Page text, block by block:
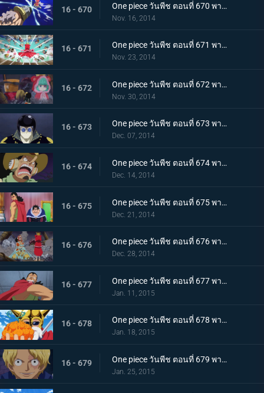
16 - 670 One piece วันพีช ตอนที่ 670 พากย์ไทย ระเบิดกรงเล็บมังกร! ท่าโจมตีสุดอันตรายของลูซี่!
Nov. 16, 2014
16 - 671 One piece วันพีช ตอนที่ 671 พากย์ไทย จัดการชูการ์ กองทัพคนแคระบุกจู่โจม!
Nov. 23, 2014
16 - 672 One piece วันพีช ตอนที่ 672 พากย์ไทย ความหวังสุดท้าย ความลับของท่านหัวหน้า!
Nov. 30, 2014
16 - 673 One piece วันพีช ตอนที่ 673 พากย์ไทย มนุษย์พั้งค์ กลาดิอุสระเบิดครั้งใหญ่!
Dec. 07, 2014
16 - 674 One piece วันพีช ตอนที่ 674 พากย์ไทย คนโกหก อุโซแลนด์หนีเอาตัวรอด!
Dec. 14, 2014
16 - 675 One piece วันพีช ตอนที่ 675 พากย์ไทย การพบพานแห่งโชคชะตา เคียรอสและราชาริคุ!
Dec. 21, 2014
16 - 676 One piece วันพีช ตอนที่ 676 พากย์ไทย แผนการล้มเหลว! วีรบุรุษอุโซแลนด์เสียชีวิต!?
Dec. 28, 2014
16 - 677 One piece วันพีช ตอนที่ 677 พากย์ไทย ตำนานฟื้นคืนชีพ! การโจมตีสุดกำลังของเคียรอส
Jan. 11, 2015
16 - 678 One piece วันพีช ตอนที่ 678 พากย์ไทย หมัดอัคคีปะทุ! พลังของผลเมระเมระฟื้นกลับคืน
Jan. 18, 2015
16 - 679 One piece วันพีช ตอนที่ 679 พากย์ไทย ผู้กล้าเบิกโรง! ซาโบะ เสนาธิการกองทัพปฏิวัติ
Jan. 25, 2015